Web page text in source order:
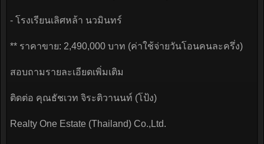
- โรงเรียนเลิศหล้า นวมินทร์
** ราคาขาย: 2,490,000 บาท (ค่าใช้จ่ายวันโอนคนละครึ่ง)
สอบถามรายละเอียดเพิ่มเติม
ติดต่อ คุณธัชเวท จิระติวานนท์ (โป้ง)
Realty One Estate (Thailand) Co.,Ltd.